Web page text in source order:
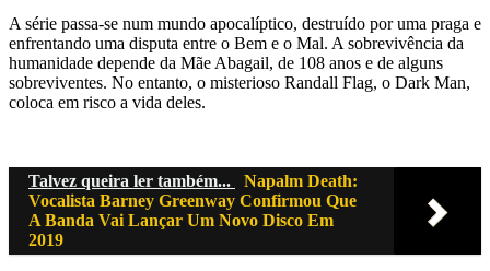
A série passa-se num mundo apocalíptico, destruído por uma praga e
enfrentando uma disputa entre o Bem e o Mal. A sobrevivência da
humanidade depende da Mãe Abagail, de 108 anos e de alguns
sobreviventes. No entanto, o misterioso Randall Flag, o Dark Man,
coloca em risco a vida deles.
Talvez queira ler também...
Napalm Death:
Vocalista Barney Greenway Confirmou Que
A Banda Vai Lançar Um Novo Disco Em
2019